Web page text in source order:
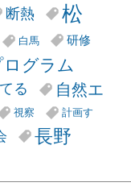
断熱
松
白馬 研修
グラム
る
自然エ
視察
計画す
長野